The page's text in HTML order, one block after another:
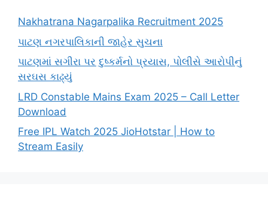
Nakhatrana Nagarpalika Recruitment 2025
પાટણ નગરપાલિકાની જાહેર સુચના
પાટણમાં સગીરા પર દુષ્કર્મનો પ્રયાસ, પોલીસે આરોપીનું
સરઘસ કાઢ્યું
LRD Constable Mains Exam 2025 – Call Letter
Download
Free IPL Watch 2025 JioHotstar | How to
Stream Easily